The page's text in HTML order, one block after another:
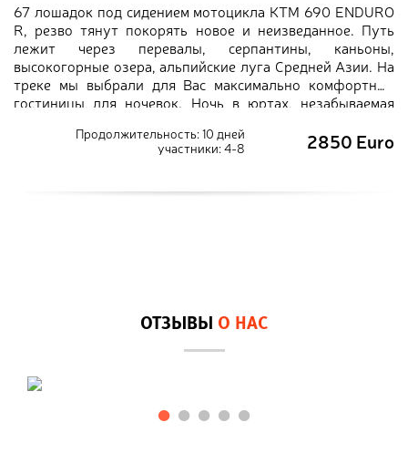
67 лошадок под сидением мотоцикла КТМ 690 ENDURO
R, резво тянут покорять новое и неизведанное. Путь
лежит через перевалы, серпантины, каньоны,
высокогорные озера, альпийские луга Средней Азии. На
треке мы выбрали для Вас максимально комфортные
гостиницы для ночевок. Ночь в юртах, незабываемая
соискателей…
2850 Euro
Продолжительность: 10 дней
участники: 4-8
ОТЗЫВЫ О НАС